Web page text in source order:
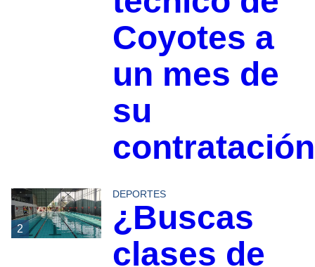
Coyotes a
un mes de
su
contratación
2
DEPORTES
¿Buscas
clases de